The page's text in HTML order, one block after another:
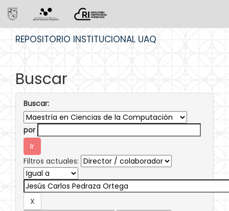
REPOSITORIO INSTITUCIONAL UAQ
Buscar
Buscar:
por
Filtros actuales: